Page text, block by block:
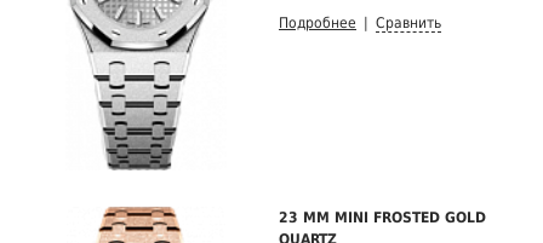
Подробнее Сравнить
23 MM MINI FROSTED GOLD
QUARTZ